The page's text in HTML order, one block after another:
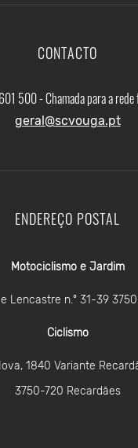
CONTACTO
500 - Chamada para a rede
geral@scvouga.pt
ENDEREÇO POSTAL
Motociclismo e Jardim
Lencastre n.º 31-39
Ciclismo
1840 Variante
3750-720 Recardães